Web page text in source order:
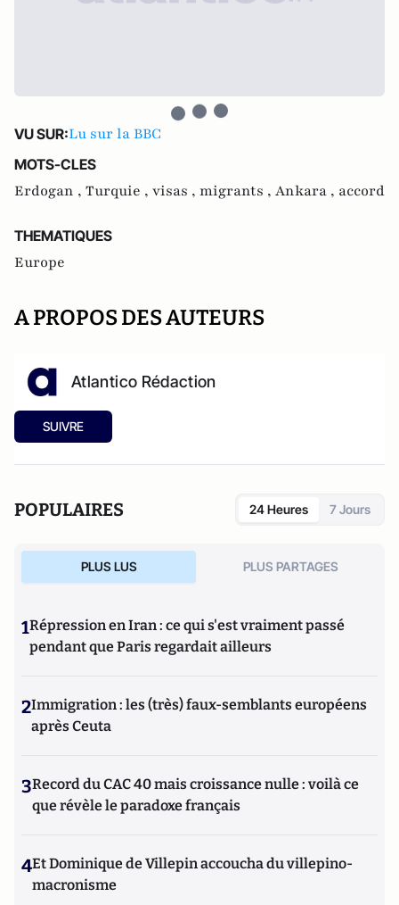
VU SUR:Lu sur la BBC
MOTS-CLES
Erdogan , Turquie , visas , migrants , Ankara , accord
THEMATIQUES
Europe
A PROPOS DES AUTEURS
Atlantico Rédaction
SUIVRE
POPULAIRES 24 Heures 7 Jours
PLUS LUS PLUS PARTAGES
1Répression en Iran : ce qui s'est vraiment passé
pendant que Paris regardait ailleurs
2Immigration : les (très) faux-semblants européens
après Ceuta
3Record du CAC 40 mais croissance nulle : voilà ce
que révèle le paradoxe français
4Et Dominique de Villepin accoucha du villepino-
macronisme